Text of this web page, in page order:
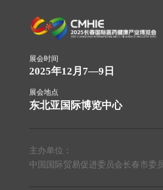
展会时间
2025年12月7—9日
展会地点
东北亚国际博览中心
主办单位：
中国国际贸易促进委员会长春市委